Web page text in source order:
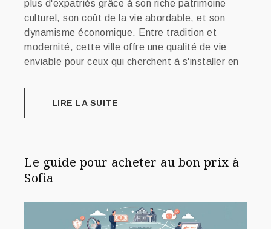
plus d'expatriés grâce à son riche patrimoine
culturel, son coût de la vie abordable, et son
dynamisme économique. Entre tradition et
modernité, cette ville offre une qualité de vie
enviable pour ceux qui cherchent à s'installer en
LIRE LA SUITE
Le guide pour acheter au bon prix à
Sofia